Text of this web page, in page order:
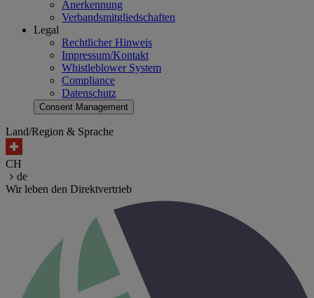
Anerkennung
Verbandsmitgliedschaften
Legal
Rechtlicher Hinweis
Impressum/Kontakt
Whistleblower System
Compliance
Datenschutz
Consent Management
Land/Region & Sprache
CH
de
Wir leben den Direktvertrieb